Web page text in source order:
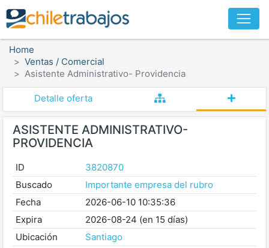
Home
Ventas / Comercial
Asistente Administrativo- Providencia
Detalle oferta
ASISTENTE ADMINISTRATIVO-
PROVIDENCIA
ID
3820870
Buscado
Importante empresa del rubro
Fecha
2026-06-10 10:35:36
Expira
2026-08-24 (en 15 días)
Ubicación
Santiago